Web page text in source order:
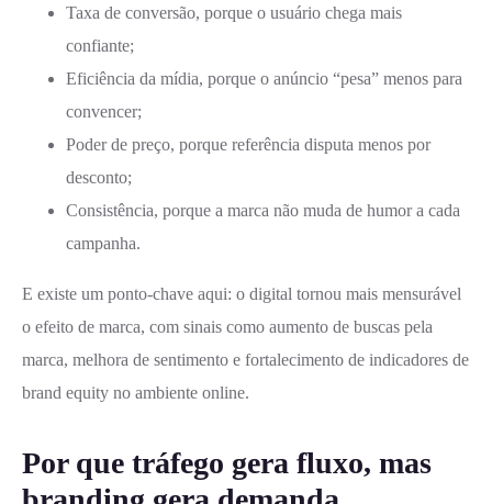
Taxa de conversão, porque o usuário chega mais
confiante;
Eficiência da mídia, porque o anúncio “pesa” menos para
convencer;
Poder de preço, porque referência disputa menos por
desconto;
Consistência, porque a marca não muda de humor a cada
campanha.
E existe um ponto-chave aqui: o digital tornou mais mensurável
o efeito de marca, com sinais como aumento de buscas pela
marca, melhora de sentimento e fortalecimento de indicadores de
brand equity no ambiente online.
Por que tráfego gera fluxo, mas